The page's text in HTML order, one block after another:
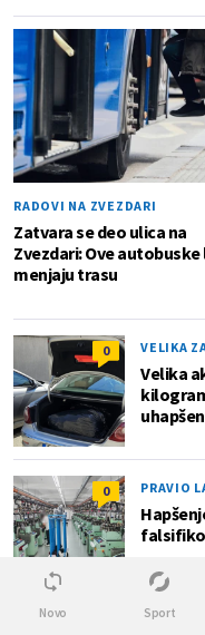
RADOVI NA ZVEZDARI
Zatvara se deo ulica na
Zvezdari: Ove autobuske
menjaju trasu
0 VELIKA
Velika
0 PRAVIO
Novo Sport